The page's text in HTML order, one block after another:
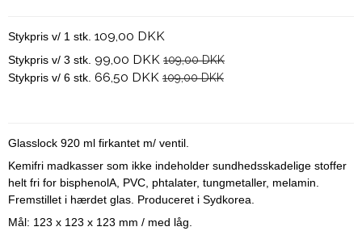
Stykpris v/ 1 stk. 109,00 DKK
Stykpris v/ 3 stk. 99,00 DKK 109,00 DKK
Stykpris v/ 6 stk. 66,50 DKK 109,00 DKK
Glasslock 920 ml firkantet m/ ventil.
Kemifri madkasser som ikke indeholder sundhedsskadelige stoffer
helt fri for bisphenolA, PVC, phtalater, tungmetaller, melamin.
Fremstillet i hærdet glas. Produceret i Sydkorea.
Mål: 123 x 123 x 123 mm / med låg.